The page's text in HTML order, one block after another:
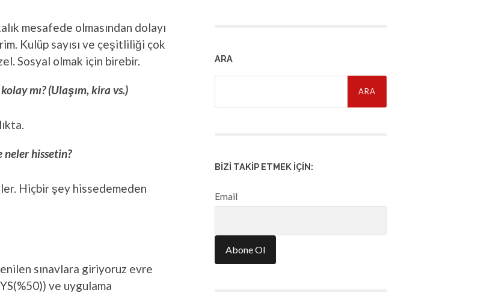
mesafede olmasından dolayı
Kulüp sayısı ve çeşitliliği çok
Sosyal olmak için birebir.
mı? (Ulaşım, kira vs.)
neler hissetin?
Hiçbir şey hissedemeden
sınavlara giriyoruz evre
ve uygulama
ARA
BIZI TAKIP ETMEK İÇIN:
Email